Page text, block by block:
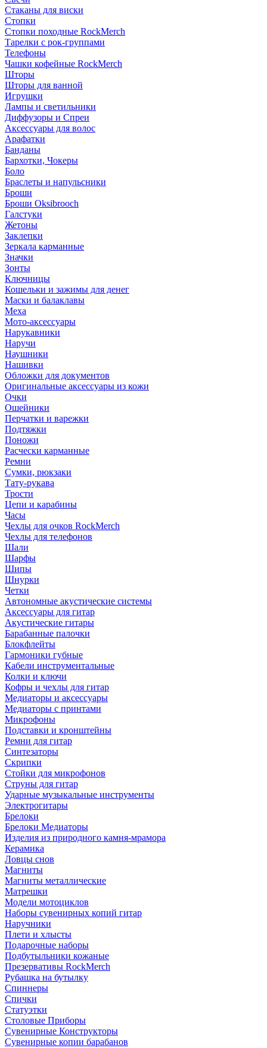
Стаканы для виски
Стопки
Стопки походные RockMerch
Тарелки с рок-группами
Телефоны
Чашки кофейные RockMerch
Шторы
Шторы для ванной
Игрушки
Лампы и светильники
Диффузоры и Спреи
Аксессуары для волос
Арафатки
Банданы
Бархотки, Чокеры
Боло
Браслеты и напульсники
Броши
Броши Oksibrooch
Галстуки
Жетоны
Заклепки
Зеркала карманные
Значки
Зонты
Ключницы
Кошельки и зажимы для денег
Маски и балаклавы
Меха
Мото-аксессуары
Нарукавники
Наручи
Наушники
Нашивки
Обложки для документов
Оригинальные аксессуары из кожи
Очки
Ошейники
Перчатки и варежки
Подтяжки
Поножи
Расчески карманные
Ремни
Сумки, рюкзаки
Тату-рукава
Трости
Цепи и карабины
Часы
Чехлы для очков RockMerch
Чехлы для телефонов
Шали
Шарфы
Шипы
Шнурки
Четки
Автономные акустические системы
Аксессуары для гитар
Акустические гитары
Барабанные палочки
Блокфлейты
Гармоники губные
Кабели инструментальные
Колки и ключи
Кофры и чехлы для гитар
Медиаторы и аксессуары
Медиаторы с принтами
Микрофоны
Подставки и кронштейны
Ремни для гитар
Синтезаторы
Скрипки
Стойки для микрофонов
Струны для гитар
Ударные музыкальные инструменты
Электрогитары
Брелоки
Брелоки Медиаторы
Изделия из природного камня-мрамора
Керамика
Ловцы снов
Магниты
Магниты металлические
Матрешки
Модели мотоциклов
Наборы сувенирных копий гитар
Наручники
Плети и хлысты
Подарочные наборы
Подбутыльники кожаные
Презервативы RockMerch
Рубашка на бутылку
Спиннеры
Спички
Статуэтки
Столовые Приборы
Сувенирные Конструкторы
Сувенирные копии барабанов